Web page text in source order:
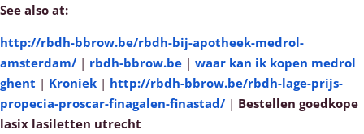
See also at:
http://rbdh-bbrow.be/rbdh-bij-apotheek-medrol-
amsterdam/ | rbdh-bbrow.be | waar kan ik kopen medrol
ghent | Kroniek | http://rbdh-bbrow.be/rbdh-lage-prijs-
propecia-proscar-finagalen-finastad/ | Bestellen goedkope
lasix lasiletten utrecht